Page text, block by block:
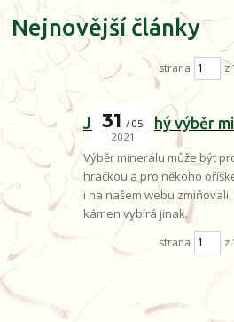
Nejnovější články
strana z
Jednoduchý výběr
31
05
2021
Výběr minerálu může být
hračkou a pro někoho
i na našem webu
kámen vybírá jinak.
strana z